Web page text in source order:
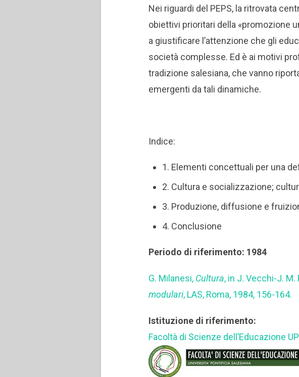
Nei riguardi del PEPS, la ritrovata
obiettivi prioritari della «promozione
a giustificare l’attenzione che gli
società complesse. Ed è ai motivi
tradizione salesiana, che vanno
emergenti da tali dinamiche.
Indice:
1. Elementi concettuali per una
2. Cultura e socializzazione;
3. Produzione, diffusione e
4. Conclusione
Periodo di riferimento: 1984
G. Milanesi, Cultura, in J. Vecchi-J.
modulari, LAS, Roma, 1984, 156-164.
Istituzione di riferimento:
Facoltà di Scienze dell’Educazione